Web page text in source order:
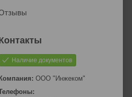
Наличие документов
ООО "Инжеком"